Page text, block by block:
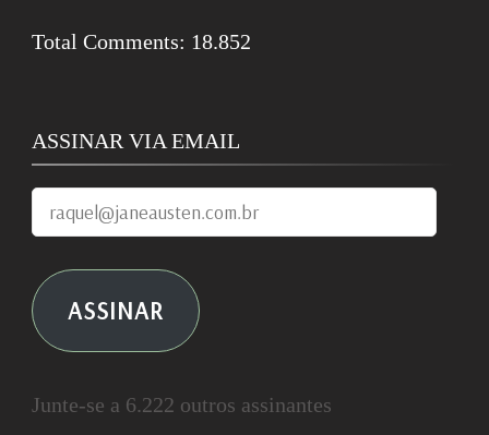
Total Comments: 18.852
ASSINAR VIA EMAIL
raquel@janeausten.com.br
ASSINAR
Junte-se a 6.222 outros assinantes